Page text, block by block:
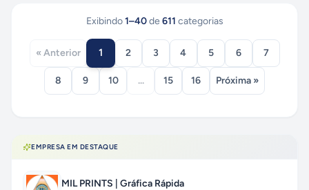
Exibindo 1–40 de 611 categorias
« Anterior 1 2 3 4 5 6 7
8 9 10 ... 15 16 Próxima »
EMPRESA EM DESTAQUE
MIL PRINTS | Gráfica Rápida